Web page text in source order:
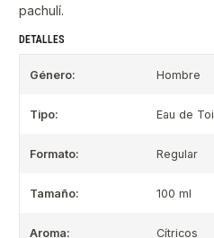
pachulí.
DETALLES
Género: Hombre
Tipo: Eau de
Formato: Regular
Tamaño: 100 ml
Aroma: Cítricos